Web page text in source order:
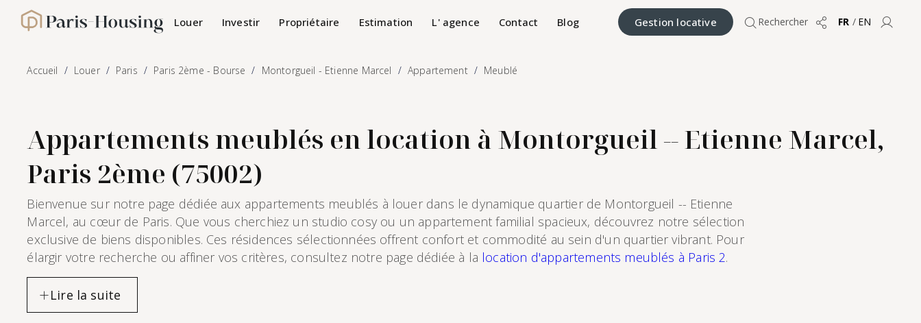
Paris-Housing - Accueil Louer Investir Propriétaire Estimation L' agence Contact Blog Gestion locative Rechercher Partager
FR / EN
Accueil Louer Paris Paris 2ème - Bourse Montorgueil - Etienne Marcel Appartement Meublé
Appartements meublés en location à Montorgueil -- Etienne Marcel,
Paris 2ème (75002)
Bienvenue sur notre page dédiée aux appartements meublés à louer dans le dynamique quartier de Montorgueil -- Etienne
Marcel, au cœur de Paris. Que vous cherchiez un studio cosy ou un appartement familial spacieux, découvrez notre sélection
exclusive de biens disponibles. Ces résidences sélectionnées offrent confort et commodité au sein d'un quartier vibrant. Pour
élargir votre recherche ou affiner vos critères, consultez notre page dédiée à la location d'appartements meublés à Paris 2.
Panneau de gestion des cookies